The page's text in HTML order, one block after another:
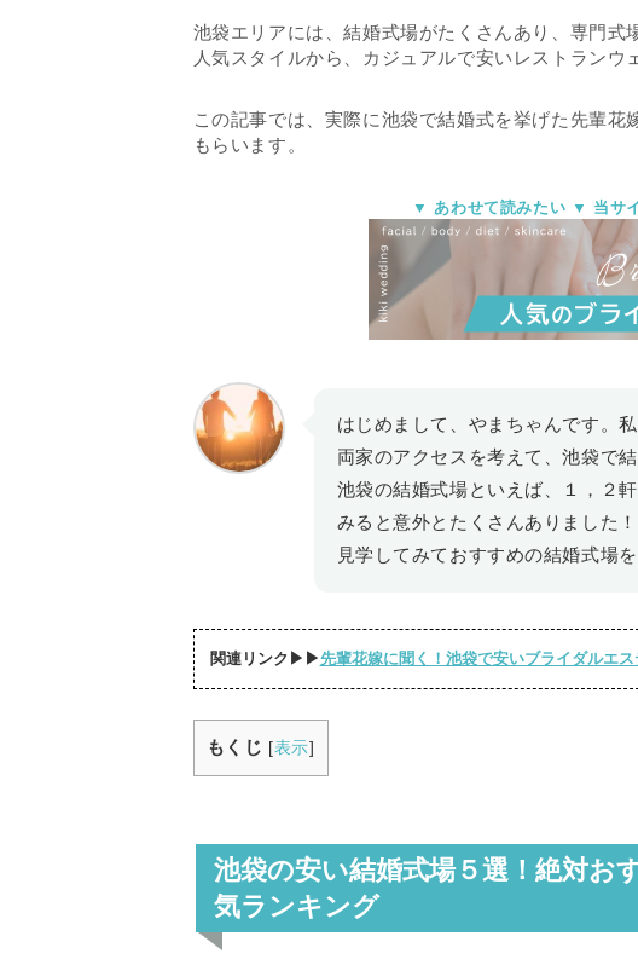
池袋エリアには、結婚式場がたくさんあり、専門式
人気スタイルから、カジュアルで安いレストランウ
この記事では、実際に池袋で結婚式を挙げた先輩
もらいます。
▼ あわせて読みたい ▼ 当サ
はじめまして、やまちゃんです。
両家のアクセスを考えて、池袋で
池袋の結婚式場といえば、１，２
みると意外とたくさんありました！
見学してみておすすめの結婚式場を
関連リンク▶▶先輩花嫁に聞く！池袋で安いブライダルエ
もくじ [表示]
池袋の安い結婚式場５選！絶対お
気ランキング